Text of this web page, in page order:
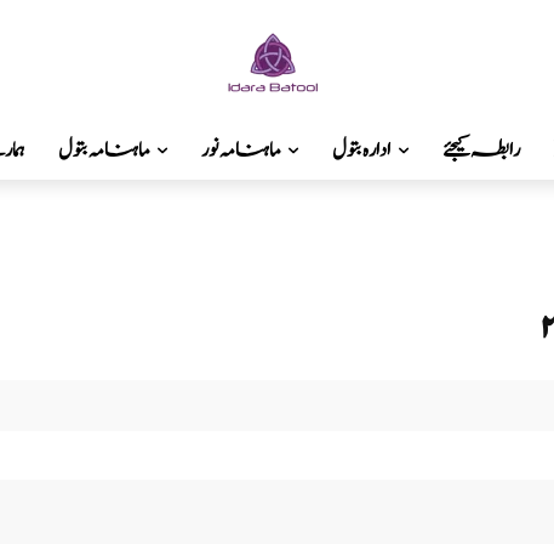
ماہنامہ بتول ماہنامہ نور ادارہ بتول رابطہ کیجئے